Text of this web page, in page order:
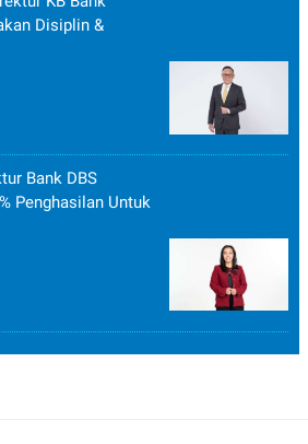
Disiplin &
Bank DBS
Penghasilan Untuk